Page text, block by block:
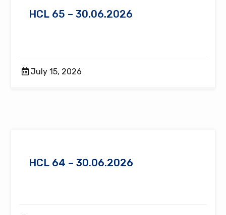
HCL 65 – 30.06.2026
July 15, 2026
HCL 64 – 30.06.2026